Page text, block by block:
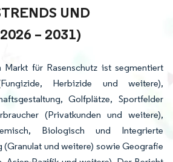
UND P
– 2031)
für Rasenschutz ist segmentiert
Herbizide und weitere),
Golfplätze, Sportfelder
(Privatkunden und weitere),
Biologisch und Integrierte
(Granulat und weitere) sowie Geografie